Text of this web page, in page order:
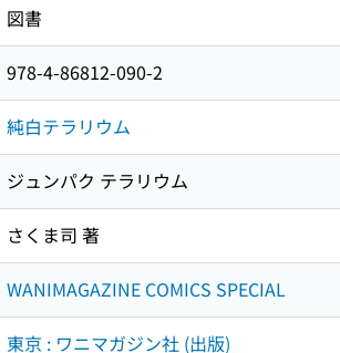
図書
978-4-86812-090-2
純白テラリウム
ジュンパク テラリウム
さくま司 著
WANIMAGAZINE COMICS SPECIAL
東京 : ワニマガジン社 (出版)